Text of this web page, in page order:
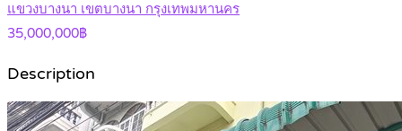
แขวงบางนา เขตบางนา กรุงเทพมหานคร
35,000,000฿
Description